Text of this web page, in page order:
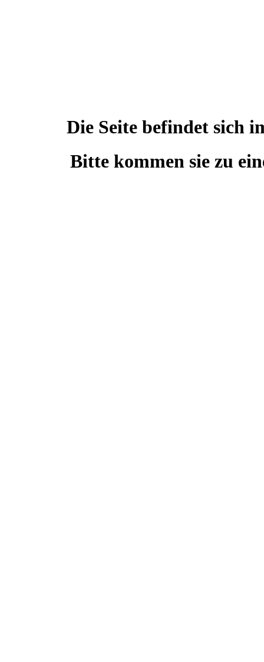
Die Seite befindet sich
Bitte kommen sie zu